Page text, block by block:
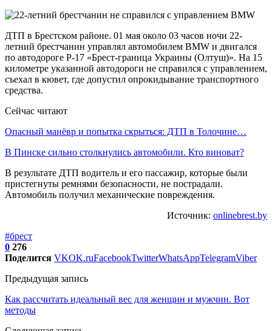
ДТП в Брестском районе. 01 мая около 03 часов ночи 22-
летний брестчанин управлял автомобилем BMW и двигался
по автодороге Р-17 «Брест-граница Украины (Олтуш)». На 15
километре указанной автодороги не справился с управлением,
съехал в кювет, где допустил опрокидывание транспортного
средства.
Сейчас читают
Опасный манёвр и попытка скрыться: ДТП в Толочине…
В Пинске сильно столкнулись автомобили. Кто виноват?
В результате ДТП водитель и его пассажир, которые были
пристегнуты ремнями безопасности, не пострадали.
Автомобиль получил механические повреждения.
Источник: onlinebrest.by
#брест
0 276
Поделится VKOK.ruFacebookTwitterWhatsAppTelegramViber
Предыдущая запись
Как рассчитать идеальный вес для женщин и мужчин. Вот
методы